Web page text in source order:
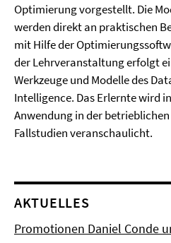
Optimierung vorgestellt. Die
werden direkt an praktischen
mit Hilfe der
der Lehrveranstaltung erfolgt
Werkzeuge und Modelle des
Intelligence. Das Erlernte wird
Anwendung in der
Fallstudien veranschaulicht.
AKTUELLES
Promotionen Daniel Conde